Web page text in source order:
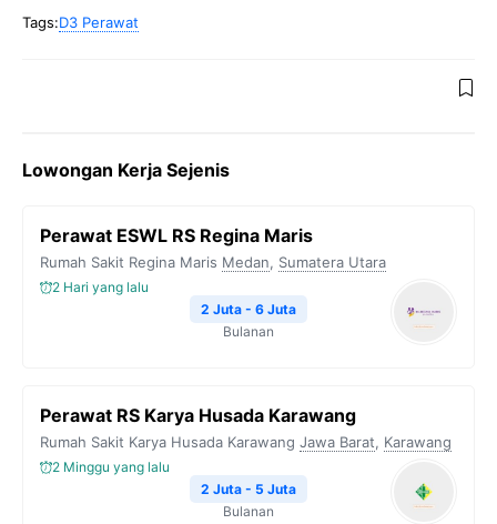
Tags:D3 Perawat
Lowongan Kerja Sejenis
Perawat ESWL RS Regina Maris
Rumah Sakit Regina Maris Medan, Sumatera Utara
2 Hari yang lalu
2 Juta - 6 Juta
Bulanan
Perawat RS Karya Husada Karawang
Rumah Sakit Karya Husada Karawang Jawa Barat, Karawang
2 Minggu yang lalu
2 Juta - 5 Juta
Bulanan